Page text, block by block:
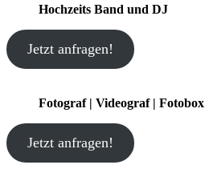
Hochzeits Band und DJ
Jetzt anfragen!
Fotograf | Videograf | Fotobox
Jetzt anfragen!